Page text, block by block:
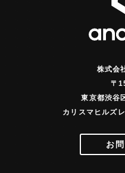
株式会
〒
東京都渋谷
カリスマヒルズ
お